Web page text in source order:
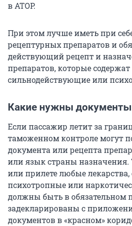
в АТОР.
При этом лучше иметь при
рецептурных препаратов и
действующий рецепт и
препаратов, которые содержат
сильнодействующие или
Какие нужны документы
Если пассажир летит за
таможенном контроле могут
документа или рецепта
или язык страны назначения.
или прилете любые
психотропные или
должны быть в обязательном
задекларированы с
документов в «красном»